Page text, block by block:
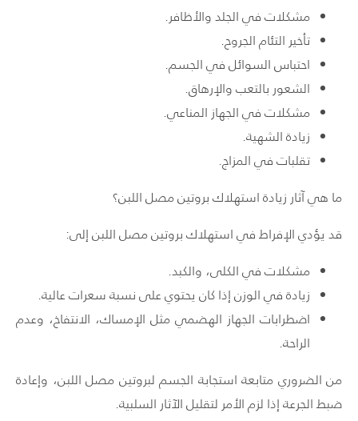
مشكلات في الجلد والأظافر.
تأخير التئام الجروح.
احتباس السوائل في الجسم.
الشعور بالتعب والإرهاق.
مشكلات في الجهاز المناعي.
زيادة الشهية.
تقلبات في المزاج.
ما هي آثار زيادة استهلاك بروتين مصل اللبن؟
قد يؤدي الإفراط في استهلاك بروتين مصل اللبن إلى:
مشكلات في الكلى، والكبد.
زيادة في الوزن إذا كان يحتوي على نسبة سعرات عالية.
اضطرابات الجهاز الهضمي مثل الإمساك، الانتفاخ، وعدم
الراحة.
من الضروري متابعة استجابة الجسم لبروتين مصل اللبن، وإعادة
ضبط الجرعة إذا لزم الأمر لتقليل الآثار السلبية.